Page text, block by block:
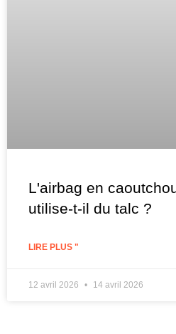
L'airbag en
utilise-t-il du talc ?
LIRE PLUS "
12 avril 2026 14 avril 2026